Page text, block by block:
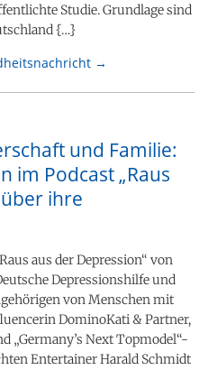
Studie. Grundlage sind
{…}
→
und Familie:
im Podcast „Raus
ihre
aus der Depression“ von
Depressionshilfe und
von Menschen mit
DominoKati & Partner,
„Germany’s Next Topmodel“-
Entertainer Harald Schmidt